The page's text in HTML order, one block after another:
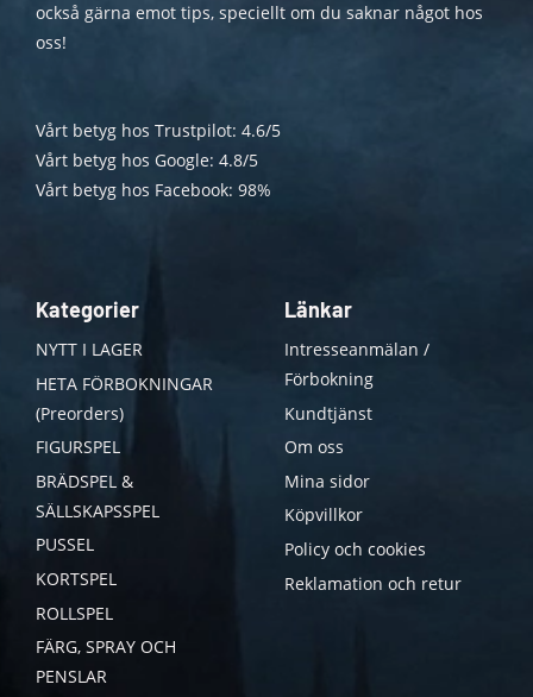
också gärna emot tips, speciellt om du saknar något hos
oss!
Vårt betyg hos Trustpilot: 4.6/5
Vårt betyg hos Google: 4.8/5
Vårt betyg hos Facebook: 98%
Kategorier
NYTT I LAGER
HETA FÖRBOKNINGAR
(Preorders)
FIGURSPEL
BRÄDSPEL &
SÄLLSKAPSSPEL
PUSSEL
KORTSPEL
ROLLSPEL
FÄRG, SPRAY OCH
PENSLAR
Länkar
Intresseanmälan /
Förbokning
Kundtjänst
Om oss
Mina sidor
Köpvillkor
Policy och cookies
Reklamation och retur